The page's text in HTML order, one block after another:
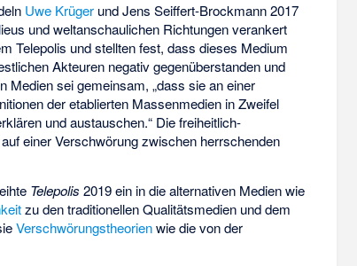
Uwe Krüger und Jens Seiffert-Brockmann 2017
und weltanschaulichen Richtungen verankert
Telepolis und stellten fest, dass dieses Medium
Akteuren negativ gegenüberstanden und
Medien sei gemeinsam, „dass sie an einer
der etablierten Massenmedien in Zweifel
und austauschen.“ Die freiheitlich-
einer Verschwörung zwischen herrschenden
Telepolis 2019 ein in die alternativen Medien wie
zu den traditionellen Qualitätsmedien und dem
Verschwörungstheorienwie die von der